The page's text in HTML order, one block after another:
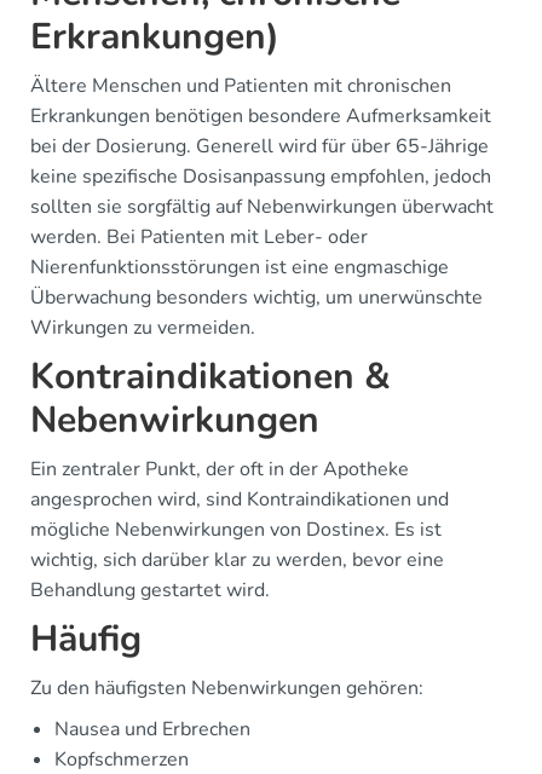
Erkrankungen)
Ältere Menschen und Patienten mit chronischen
Erkrankungen benötigen besondere Aufmerksamkeit
bei der Dosierung. Generell wird für über 65-Jährige
keine spezifische Dosisanpassung empfohlen, jedoch
sollten sie sorgfältig auf Nebenwirkungen überwacht
werden. Bei Patienten mit Leber- oder
Nierenfunktionsstörungen ist eine engmaschige
Überwachung besonders wichtig, um unerwünschte
Wirkungen zu vermeiden.
Kontraindikationen &
Nebenwirkungen
Ein zentraler Punkt, der oft in der Apotheke
angesprochen wird, sind Kontraindikationen und
mögliche Nebenwirkungen von Dostinex. Es ist
wichtig, sich darüber klar zu werden, bevor eine
Behandlung gestartet wird.
Häufig
Zu den häufigsten Nebenwirkungen gehören:
Nausea und Erbrechen
Kopfschmerzen